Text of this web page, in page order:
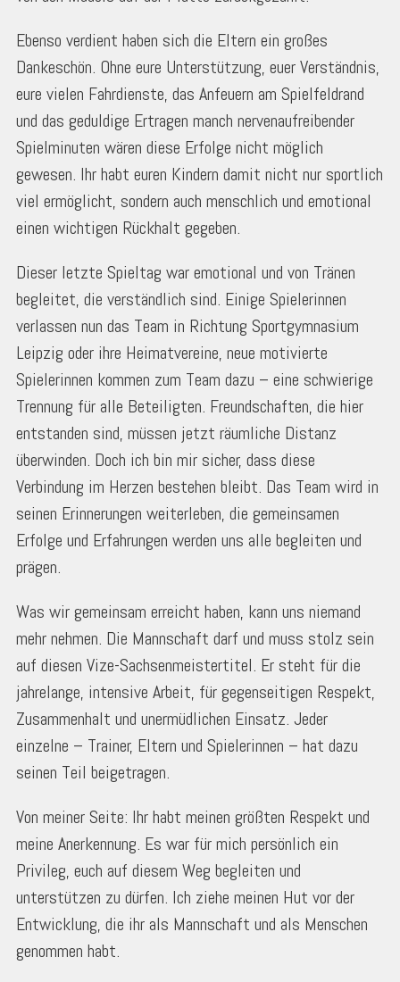
Ebenso verdient haben sich die Eltern ein großes
Dankeschön. Ohne eure Unterstützung, euer Verständnis,
eure vielen Fahrdienste, das Anfeuern am Spielfeldrand
und das geduldige Ertragen manch nervenaufreibender
Spielminuten wären diese Erfolge nicht möglich
gewesen. Ihr habt euren Kindern damit nicht nur sportlich
viel ermöglicht, sondern auch menschlich und emotional
einen wichtigen Rückhalt gegeben.
Dieser letzte Spieltag war emotional und von Tränen
begleitet, die verständlich sind. Einige Spielerinnen
verlassen nun das Team in Richtung Sportgymnasium
Leipzig oder ihre Heimatvereine, neue motivierte
Spielerinnen kommen zum Team dazu – eine schwierige
Trennung für alle Beteiligten. Freundschaften, die hier
entstanden sind, müssen jetzt räumliche Distanz
überwinden. Doch ich bin mir sicher, dass diese
Verbindung im Herzen bestehen bleibt. Das Team wird in
seinen Erinnerungen weiterleben, die gemeinsamen
Erfolge und Erfahrungen werden uns alle begleiten und
prägen.
Was wir gemeinsam erreicht haben, kann uns niemand
mehr nehmen. Die Mannschaft darf und muss stolz sein
auf diesen Vize-Sachsenmeistertitel. Er steht für die
jahrelange, intensive Arbeit, für gegenseitigen Respekt,
Zusammenhalt und unermüdlichen Einsatz. Jeder
einzelne – Trainer, Eltern und Spielerinnen – hat dazu
seinen Teil beigetragen.
Von meiner Seite: Ihr habt meinen größten Respekt und
meine Anerkennung. Es war für mich persönlich ein
Privileg, euch auf diesem Weg begleiten und
unterstützen zu dürfen. Ich ziehe meinen Hut vor der
Entwicklung, die ihr als Mannschaft und als Menschen
genommen habt.